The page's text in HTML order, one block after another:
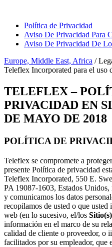
Política de Privacidad
Aviso De Privacidad Para
Aviso De Privacidad De
Europe, Middle East, Africa /
Teleflex Incorporated para el uso
TELEFLEX –
PRIVACIDAD EN
DE MAYO DE 2018
POLÍTICA DE
Teleflex se compromete a
presente Política de privacidad
Teleflex Incorporated, 550 E.
PA 19087-1603, Estados
y comunicamos los datos
recopilamos de usted o que
web (en lo sucesivo, el/los
información en el marco de su
calidad de cliente o proveedor, o
facilitados por su empleador, que